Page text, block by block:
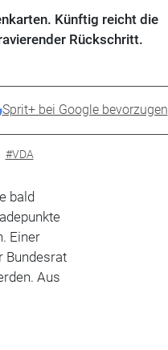
Künftig reicht die
Rückschritt.
Sprit+ bei Google bevorzugen
#VDA
bald
Einer
Bundesrat
Aus